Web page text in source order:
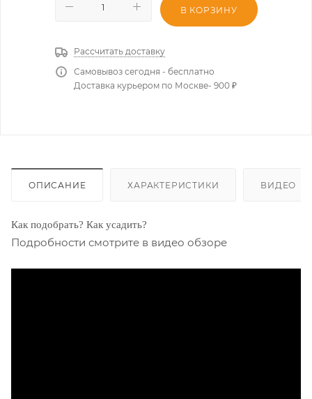
В КОРЗИНУ
Рассчитать доставку
Самовывоз сегодня - бесплатно
Доставка курьером по Москве- 900 ₽
ОПИСАНИЕ ХАРАКТЕРИСТИКИ ВИДЕО
Как подобрать? Как усадить?
Подробности смотрите в видео обзоре